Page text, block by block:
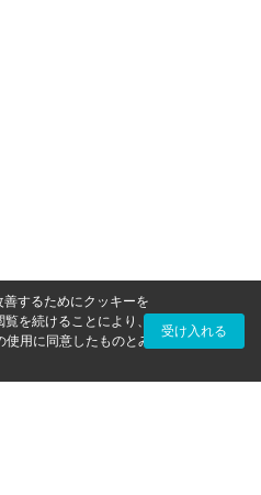
するためにクッキーを
を続けることにより、
用に同意したものとみ
受け入れる